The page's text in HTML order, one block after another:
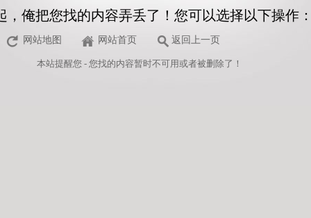
，俺把您找的内容弄丢了！您可以选择以下操作
网站地图 网站首页 返回上一页
本站提醒您 - 您找的内容暂时不可用或者被删除了！